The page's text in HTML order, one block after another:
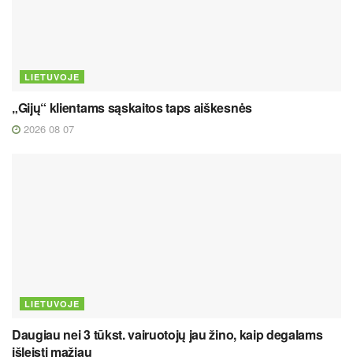
LIETUVOJE
„Gijų“ klientams sąskaitos taps aiškesnės
2026 08 07
LIETUVOJE
Daugiau nei 3 tūkst. vairuotojų jau žino, kaip degalams
išleisti mažiau